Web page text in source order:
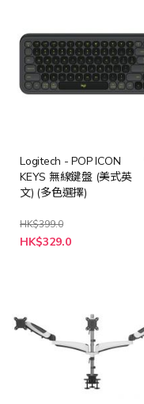
Logitech - POP ICON
KEYS 無線鍵盤 (美式英
文) (多色選擇)
HK$399.0
HK$329.0